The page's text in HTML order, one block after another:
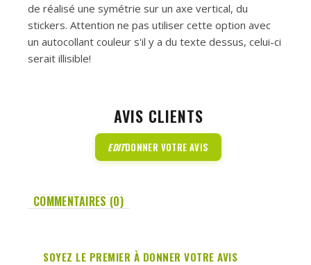
de réalisé une symétrie sur un axe vertical, du
stickers. Attention ne pas utiliser cette option avec
un autocollant couleur s'il y a du texte dessus, celui-ci
serait illisible!
AVIS CLIENTS
EDITDONNER VOTRE AVIS
COMMENTAIRES (0)
SOYEZ LE PREMIER À DONNER VOTRE AVIS